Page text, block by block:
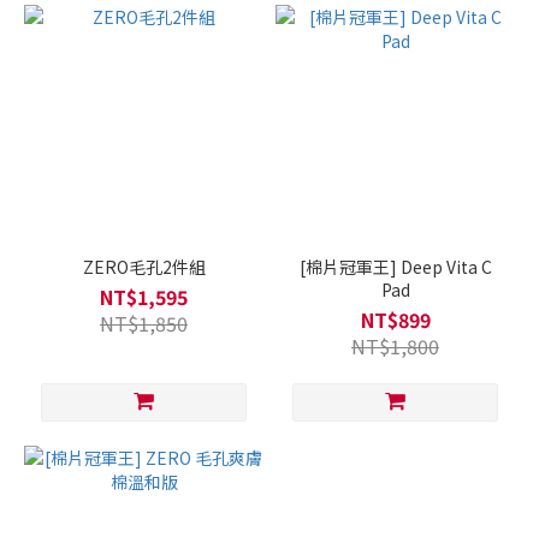
ZERO毛孔2件組
NT$1,595
NT$1,850
[棉片冠軍王] Deep Vita C
Pad
NT$899
NT$1,800